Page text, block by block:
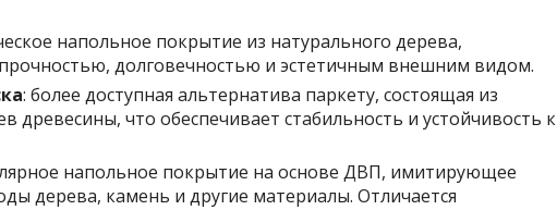
напольное покрытие из натурального дерева,
долговечностью и эстетичным внешним видом.
: более доступная альтернатива паркету, состоящая из
древесины, что обеспечивает стабильность и устойчивость к
напольное покрытие на основе ДВП, имитирующее
дерева, камень и другие материалы. Отличается